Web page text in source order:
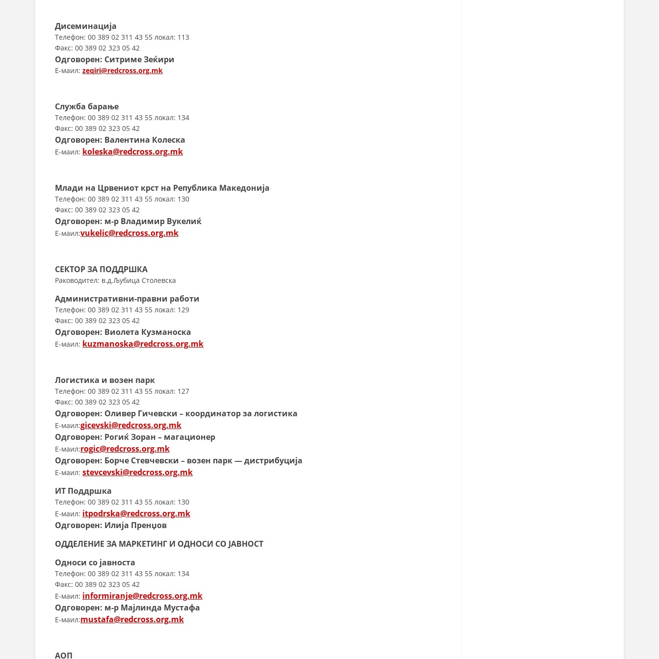
Дисеминација
Телефон: 00 389 02 311 43 55 локал: 113
Факс: 00 389 02 323 05 42
Одговорен: Ситриме Зеќири
E-маил: zeqiri@redcross.org.mk
Служба барање
Телефон: 00 389 02 311 43 55 локал: 134
Факс: 00 389 02 323 05 42
Одговорен: Валентина Колеска
E-маил: koleska@redcross.org.mk
Млади на Црвениот крст на Република Македонија
Телефон: 00 389 02 311 43 55 локал: 130
Факс: 00 389 02 323 05 42
Одговорен: м-р Владимир Вукелиќ
E-маил:vukelic@redcross.org.mk
СЕКТОР ЗА ПОДДРШКА
Раководител: в.д.Љубица Столевска
Административни-правни работи
Телефон: 00 389 02 311 43 55 локал: 129
Факс: 00 389 02 323 05 42
Одговорен: Виолета Кузманоска
E-маил: kuzmanoska@redcross.org.mk
Логистика и возен парк
Телефон: 00 389 02 311 43 55 локал: 127
Факс: 00 389 02 323 05 42
Одговорен: Оливер Гичевски – координатор за логистика
E-маил:gicevski@redcross.org.mk
Одговорен: Рогиќ Зоран – магациoнер
E-маил:rogic@redcross.org.mk
Одговорен: Борче Стевчевски – возен парк — дистрибуција
E-маил: stevcevski@redcross.org.mk
ИТ Поддршка
Телефон: 00 389 02 311 43 55 локал: 130
E-маил: itpodrska@redcross.org.mk
Одговорен: Илија Пренџов
ОДДЕЛЕНИЕ ЗА МАРКЕТИНГ И ОДНОСИ СО ЈАВНОСТ
Односи со јавноста
Телефон: 00 389 02 311 43 55 локал: 134
Факс: 00 389 02 323 05 42
E-маил: informiranje@redcross.org.mk
Одговорен: м-р Мајлинда Мустафа
E-маил:mustafa@redcross.org.mk
АОП